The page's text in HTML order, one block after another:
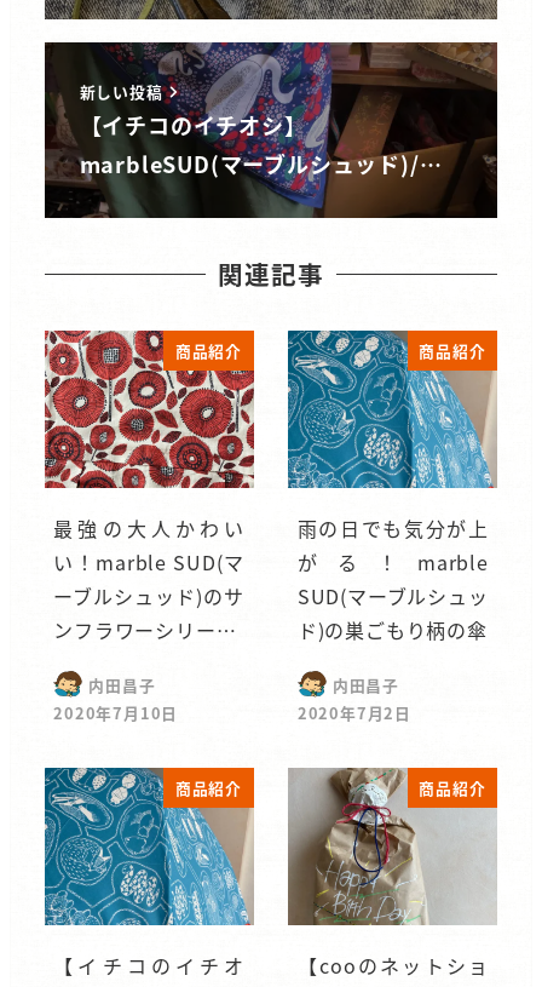
新しい投稿
【イチコのイチオシ】
marbleSUD(マーブルシュッド)/…
関連記事
商品紹介
最強の大人かわい
い！marble SUD(マ
ーブルシュッド)のサ
ンフラワーシリー…
内田昌子
2020年7月10日
商品紹介
雨の日でも気分が上
がる！marble
SUD(マーブルシュッ
ド)の巣ごもり柄の傘
内田昌子
2020年7月2日
商品紹介
【イチコのイチオ
商品紹介
【cooのネットショ